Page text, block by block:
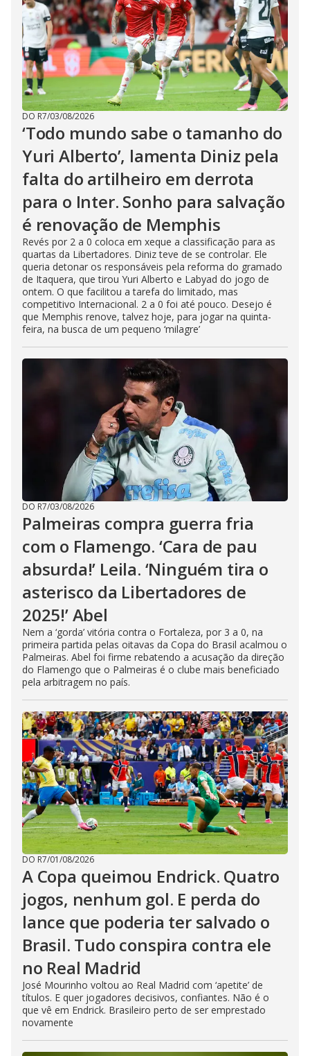
DO R7/03/08/2026
‘Todo mundo sabe o tamanho do
Yuri Alberto’, lamenta Diniz pela
falta do artilheiro em derrota
para o Inter. Sonho para salvação
é renovação de Memphis
Revés por 2 a 0 coloca em xeque a classificação para as
quartas da Libertadores. Diniz teve de se controlar. Ele
queria detonar os responsáveis pela reforma do gramado
de Itaquera, que tirou Yuri Alberto e Labyad do jogo de
ontem. O que facilitou a tarefa do limitado, mas
competitivo Internacional. 2 a 0 foi até pouco. Desejo é
que Memphis renove, talvez hoje, para jogar na quinta-
feira, na busca de um pequeno ‘milagre’
DO R7/03/08/2026
Palmeiras compra guerra fria
com o Flamengo. ‘Cara de pau
absurda!’ Leila. ‘Ninguém tira o
asterisco da Libertadores de
2025!’ Abel
Nem a ‘gorda’ vitória contra o Fortaleza, por 3 a 0, na
primeira partida pelas oitavas da Copa do Brasil acalmou o
Palmeiras. Abel foi firme rebatendo a acusação da direção
do Flamengo que o Palmeiras é o clube mais beneficiado
pela arbitragem no país.
DO R7/01/08/2026
A Copa queimou Endrick. Quatro
jogos, nenhum gol. E perda do
lance que poderia ter salvado o
Brasil. Tudo conspira contra ele
no Real Madrid
José Mourinho voltou ao Real Madrid com ‘apetite’ de
títulos. E quer jogadores decisivos, confiantes. Não é o
que vê em Endrick. Brasileiro perto de ser emprestado
novamente